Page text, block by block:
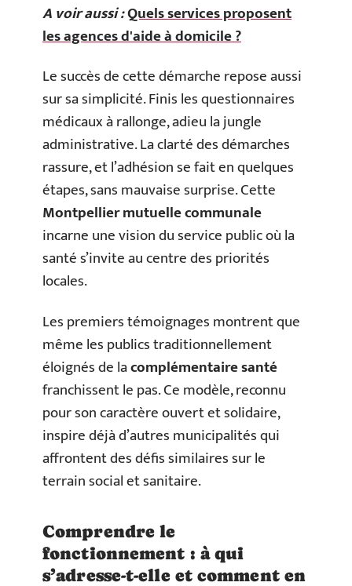
A voir aussi :Quels services proposent
les agences d'aide à domicile ?
Le succès de cette démarche repose aussi
sur sa simplicité. Finis les questionnaires
médicaux à rallonge, adieu la jungle
administrative. La clarté des démarches
rassure, et l’adhésion se fait en quelques
étapes, sans mauvaise surprise. Cette
Montpellier mutuelle communale
incarne une vision du service public où la
santé s’invite au centre des priorités
locales.
Les premiers témoignages montrent que
même les publics traditionnellement
éloignés de lacomplémentaire santé
franchissent le pas. Ce modèle, reconnu
pour son caractère ouvert et solidaire,
inspire déjà d’autres municipalités qui
affrontent des défis similaires sur le
terrain social et sanitaire.
Comprendre le
fonctionnement : à qui
s’adresse-t-elle et comment en